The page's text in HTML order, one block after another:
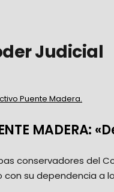
Judicial
Puente Madera.
MADERA:
conservadores del
su dependencia a